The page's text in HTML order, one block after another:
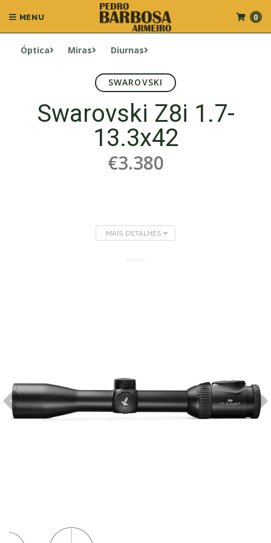
MENU 0
Óptica Miras Diurnas
SWAROVSKI
Swarovski Z8i 1.7-
13.3x42
€3.380
MAIS DETALHES